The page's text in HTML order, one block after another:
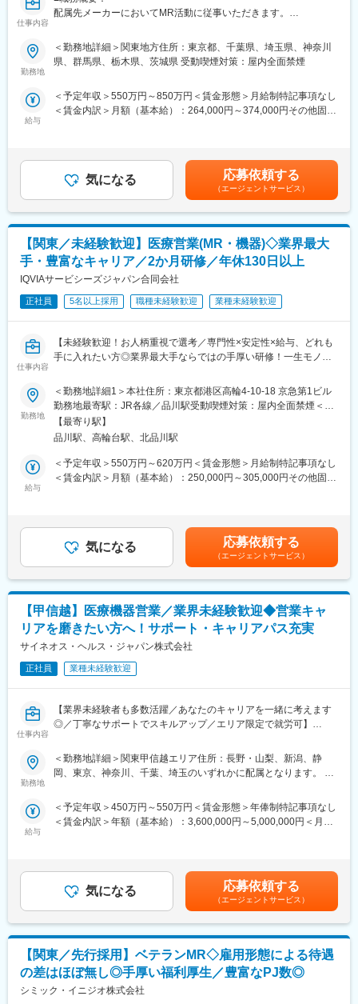
・家賃：一部会社負担
・住居契約初期経費：会社負担（上限設定あり）
実施しており、日々の業務だけでなく中長期的な視点での相談も
度により、キャリアや年収アップに向けた目標を定めやすい環境
です。
特定の製剤を持たないCSOだからこそ、当社の教育サポートは単
なる知識の提供だけでなく、MRとしての現場力を培うことに比重
領域のKOLへの営業ロールプレイングの機会もあり、生き残るMR
としての営業スキルを身に着けることが可能です。
当社の研修内容は大手製薬企業所属MR教育にも使用されておりま
す。
変更の範囲：会社の定める業務
仕事内容
配属先メーカーにおいてMR活動に従事いただきます。
■新薬プロジェクト95％超／常時60以上のプロジェクトが稼働
プロジェクトの数やバリエーションはキャリア形成に直結するた
業規模、製品領域などのバランスを考慮しながら、常時60以上の
プロジェクトが稼働しています。
■年齢も経験も多様な人財が活躍
シミック・イニジオはほぼ全員が中途採用です。それぞれ異なる
バックグラウンドを持ち、その経験を活かして活動しています。
社員の年齢分布も幅広く、20代～60代まで在籍しています。社員
の経験の多様性は、変革期にある製薬業界にあって、私たちの事
業を支える重要な要素です。
■人財育成への積極投資
シミック・イニジオにとってサービス品質の源泉となるのは人財
資を行っています。自己成長意欲を尊重し、業務直結の研修だけ
でなく、変化する時代に対応するビジネススキル習得も含め階層
行っています。
■家族も安心な手厚い福利厚生
社員がワークライフバランスをとりながらパフォーマンスを発揮
できる制度があります。社員と社員のご家族が安心し、仕事もプ
ライベートも充実して活躍できるよう、福利厚生制度を整備して
います。
■社内認定資格制度
製薬企業での開発パイプラインの変化にともない、当社において
加しています。またスペシャリティ領域については社員の関心も
高く、これに応えるべく専門性の高い人財を育成するための社内
認定資格制度を設けています。現在はオンコロジー分野で「血液
がん」と「固形がん」の2つのコースが展開されています。
勤務地
＜勤務地詳細＞関東地方住所：東京都、千葉県、埼玉県、神奈川
県、群馬県、栃木県、茨城県 受動喫煙対策：屋内全面禁煙
給与
＜予定年収＞550万円～850万円＜賃金形態＞月給制特記事項なし
＜賃金内訳＞月額（基本給）：264,000円～374,000円その他固定
を全額支給 ■賞与年2回（昨年度実績4.2ヶ月）、報酬改定年1回■
全国勤務が可能な方は、初回給与時に30万円の一時金を支給賃金
はあくまでも目安の金額であり、選考を通じて上下する可能性が
あります。月給(月額)は固定手当を含めた表記です。
気になる 応募依頼する
（エージェントサービス）
【関東／未経験歓迎】医療営業(MR・機器)◇業界最大
手・豊富なキャリア／2か月研修／年休130日以上
IQVIAサービシーズジャパン合同会社
正社員 5名以上採用 職種未経験歓迎 業種未経験歓迎
仕事内容
【未経験歓迎！お人柄重視で選考／専門性×安定性×給与、どれも
手に入れたい方◎業界最大手ならではの手厚い研修！一生モノの
パス豊富】
＼そもそも「MR」とは？／
「医薬情報提供者」と呼ばれる専門資格を取得して活動する営業
職です。IQVIAのお客様である国内医薬品メーカーにて、医薬品の
営業活動を行っていただきます。
人々の命を守る商材に携わるため、社会貢献性と安定性を兼ね備
まずはご入社から2か月間MR導入研修を受講し、MR資格を取得
していただきます。
資格取得と聞くとハードルが高く思われる方もいるかもしれませ
文理問わず一から学べる環境を整えているため、専門知識は入社
後に身に付ける意欲があれば問題ございません。
社員の活躍事例についての詳細は、是非こちらのURLも併せてご
覧ください。
https://healthcarecareerpark.iqvia.com/
■具体的な業務
すでに取引のある病院の医師や薬剤師に向け、医薬品の効果や副
作用・適切な使用方法などの情報を提供し、薬剤のプロモーショ
ン活動を行っていただきます。メインの業務は情報提供となるた
活動に専念できる環境です。
個人の予算はありますが、チーム内で助け合う社風が整ってお
す。
給取得もしやすく、年間140日ほど休んでいる方も多くいます。
業部やグループ会社への異動実績も豊富にございます。（※病院の
経営コンサル、医薬品メーカーのマーケティング支援、人事担当
者などの管理部門）
営業経験を活かして様々なキャリアプランを実現できるのは、当
社ならではの強みです。
勤務地
＜勤務地詳細1＞本社住所：東京都港区高輪4-10-18 京急第1ビル
勤務地最寄駅：JR各線／品川駅受動喫煙対策：屋内全面禁煙＜勤
務地詳細2＞関東エリア住所：関東(東京都、神奈川県、千葉県、
埼玉県、群馬県、茨城県)/選考を通じて決定します。 受動喫煙対
ずる）変更の範囲：会社の定める事業所
【最寄り駅】
品川駅、高輪台駅、北品川駅
給与
＜予定年収＞550万円～620万円＜賃金形態＞月給制特記事項なし
＜賃金内訳＞月額（基本給）：250,000円～305,000円その他固定
手当支給する。【補足】プロジェクト稼働手当(35,000円)、外勤
日当（1日1,500円／外勤3.5時間以上）■変動賞与制（6月・12
月・3月）※平均実績6ヶ月分■インセンティブ：3月（対象者）賃
金はあくまでも目安の金額であり、選考を通じて上下する可能性
があります。月給(月額)は固定手当を含めた表記です。
気になる 応募依頼する
（エージェントサービス）
【甲信越】医療機器営業／業界未経験歓迎◆営業キャ
リアを磨きたい方へ！サポート・キャリアパス充実
サイネオス・ヘルス・ジャパン株式会社
正社員 業種未経験歓迎
仕事内容
【業界未経験者も多数活躍／あなたのキャリアを一緒に考えます
◎／丁寧なサポートでスキルアップ／エリア限定で就労可】
■業務内容
医療機器の営業担当者として、基幹病院などの医師や看護師など
医療従事者の方々と面談を行い、製品に関わる手技や情報提供な
・身につくスキル
専門家へ提案・交渉する力を磨けます。単に説明する力だけでな
■キャリアパス：
志向性や身につけたいスキルに応じて様々なキャリアパスがあり
ます。
・1つの領域（心臓外科や整形外科など）を極める
・複数のプロジェクトに参画して経験を広げる
・本社スタッフ（プロジェクトマネージャー、採用、研修担当）
にキャリアチェンジ
など、様々な可能性を探ることができるのが大きな魅力です。
勤務地
＜勤務地詳細＞関東甲信越エリア住所：長野・山梨、新潟、静
岡、東京、神奈川、千葉、埼玉のいずれかに配属となります。 受
モートワーク含む）
給与
＜予定年収＞450万円～550万円＜賃金形態＞年俸制特記事項なし
＜賃金内訳＞年額（基本給）：3,600,000円～5,000,000円＜月額
する可能性があります。月給(月額)は固定手当を含めた表記です。
気になる 応募依頼する
（エージェントサービス）
【関東／先行採用】ベテランMR◇雇用形態による待遇
の差はほぼ無し◎手厚い福利厚生／豊富なPJ数◎
シミック・イニジオ株式会社